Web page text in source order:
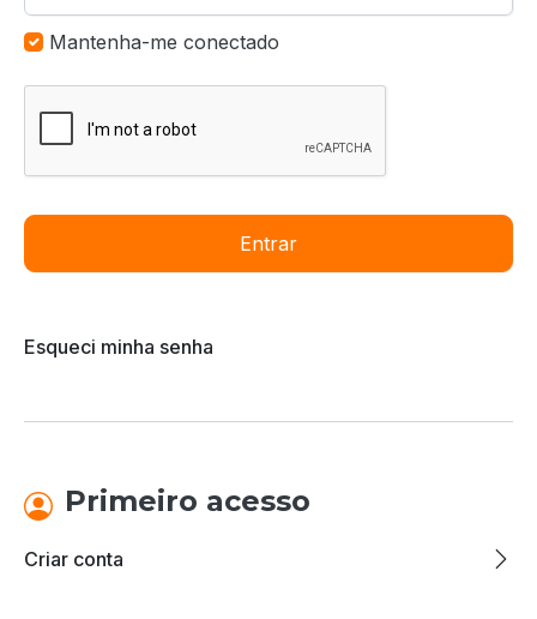
Mantenha-me conectado
Entrar
Esqueci minha senha
Primeiro acesso
Criar conta